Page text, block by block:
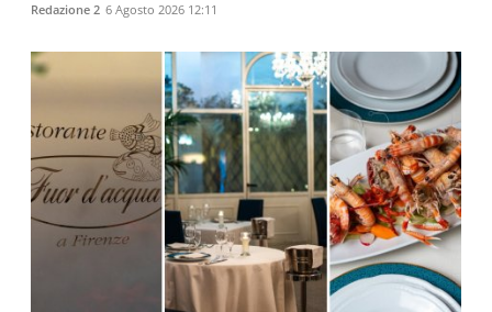
Redazione 2 6 Agosto 2026 12:11